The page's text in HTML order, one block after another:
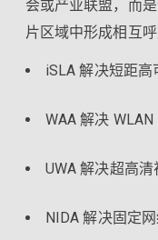
会或产业联盟，而
片区域中形成相互呼
iSLA 解决短距高
WAA 解决 WLAN
UWA 解决超高清
NIDA 解决固定